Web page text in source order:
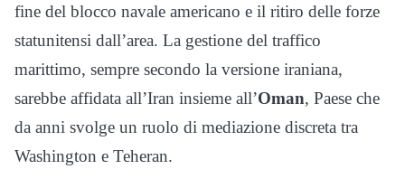
fine del blocco navale americano e il ritiro delle forze
statunitensi dall’area. La gestione del traffico
marittimo, sempre secondo la versione iraniana,
sarebbe affidata all’Iran insieme all’Oman, Paese che
da anni svolge un ruolo di mediazione discreta tra
Washington e Teheran.